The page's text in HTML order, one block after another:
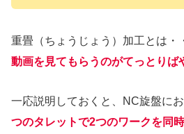
重畳（ちょうじょう）加工とは・
動画を見てもらうのがてっとりば
一応説明しておくと、NC旋盤に
つのタレットで2つのワークを同